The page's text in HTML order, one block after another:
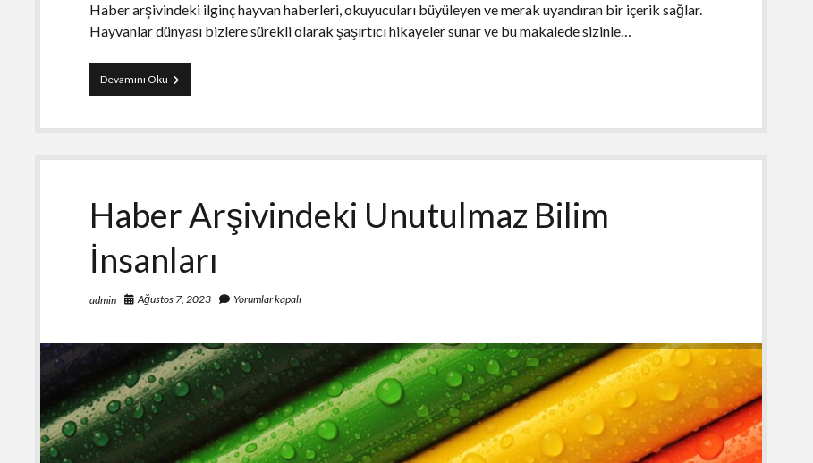
Haber arşivindeki ilginç hayvan haberleri, okuyucuları büyüleyen ve merak uyandıran bir içerik sağlar.
Hayvanlar dünyası bizlere sürekli olarak şaşırtıcı hikayeler sunar ve bu makalede sizinle…
Devamını Oku Haber
Arşivindeki
Hayvan
Haber Arşivindeki Unutulmaz Bilim
İnsanları
admin Ağustos 7, 2023 Yorumlar kapalı